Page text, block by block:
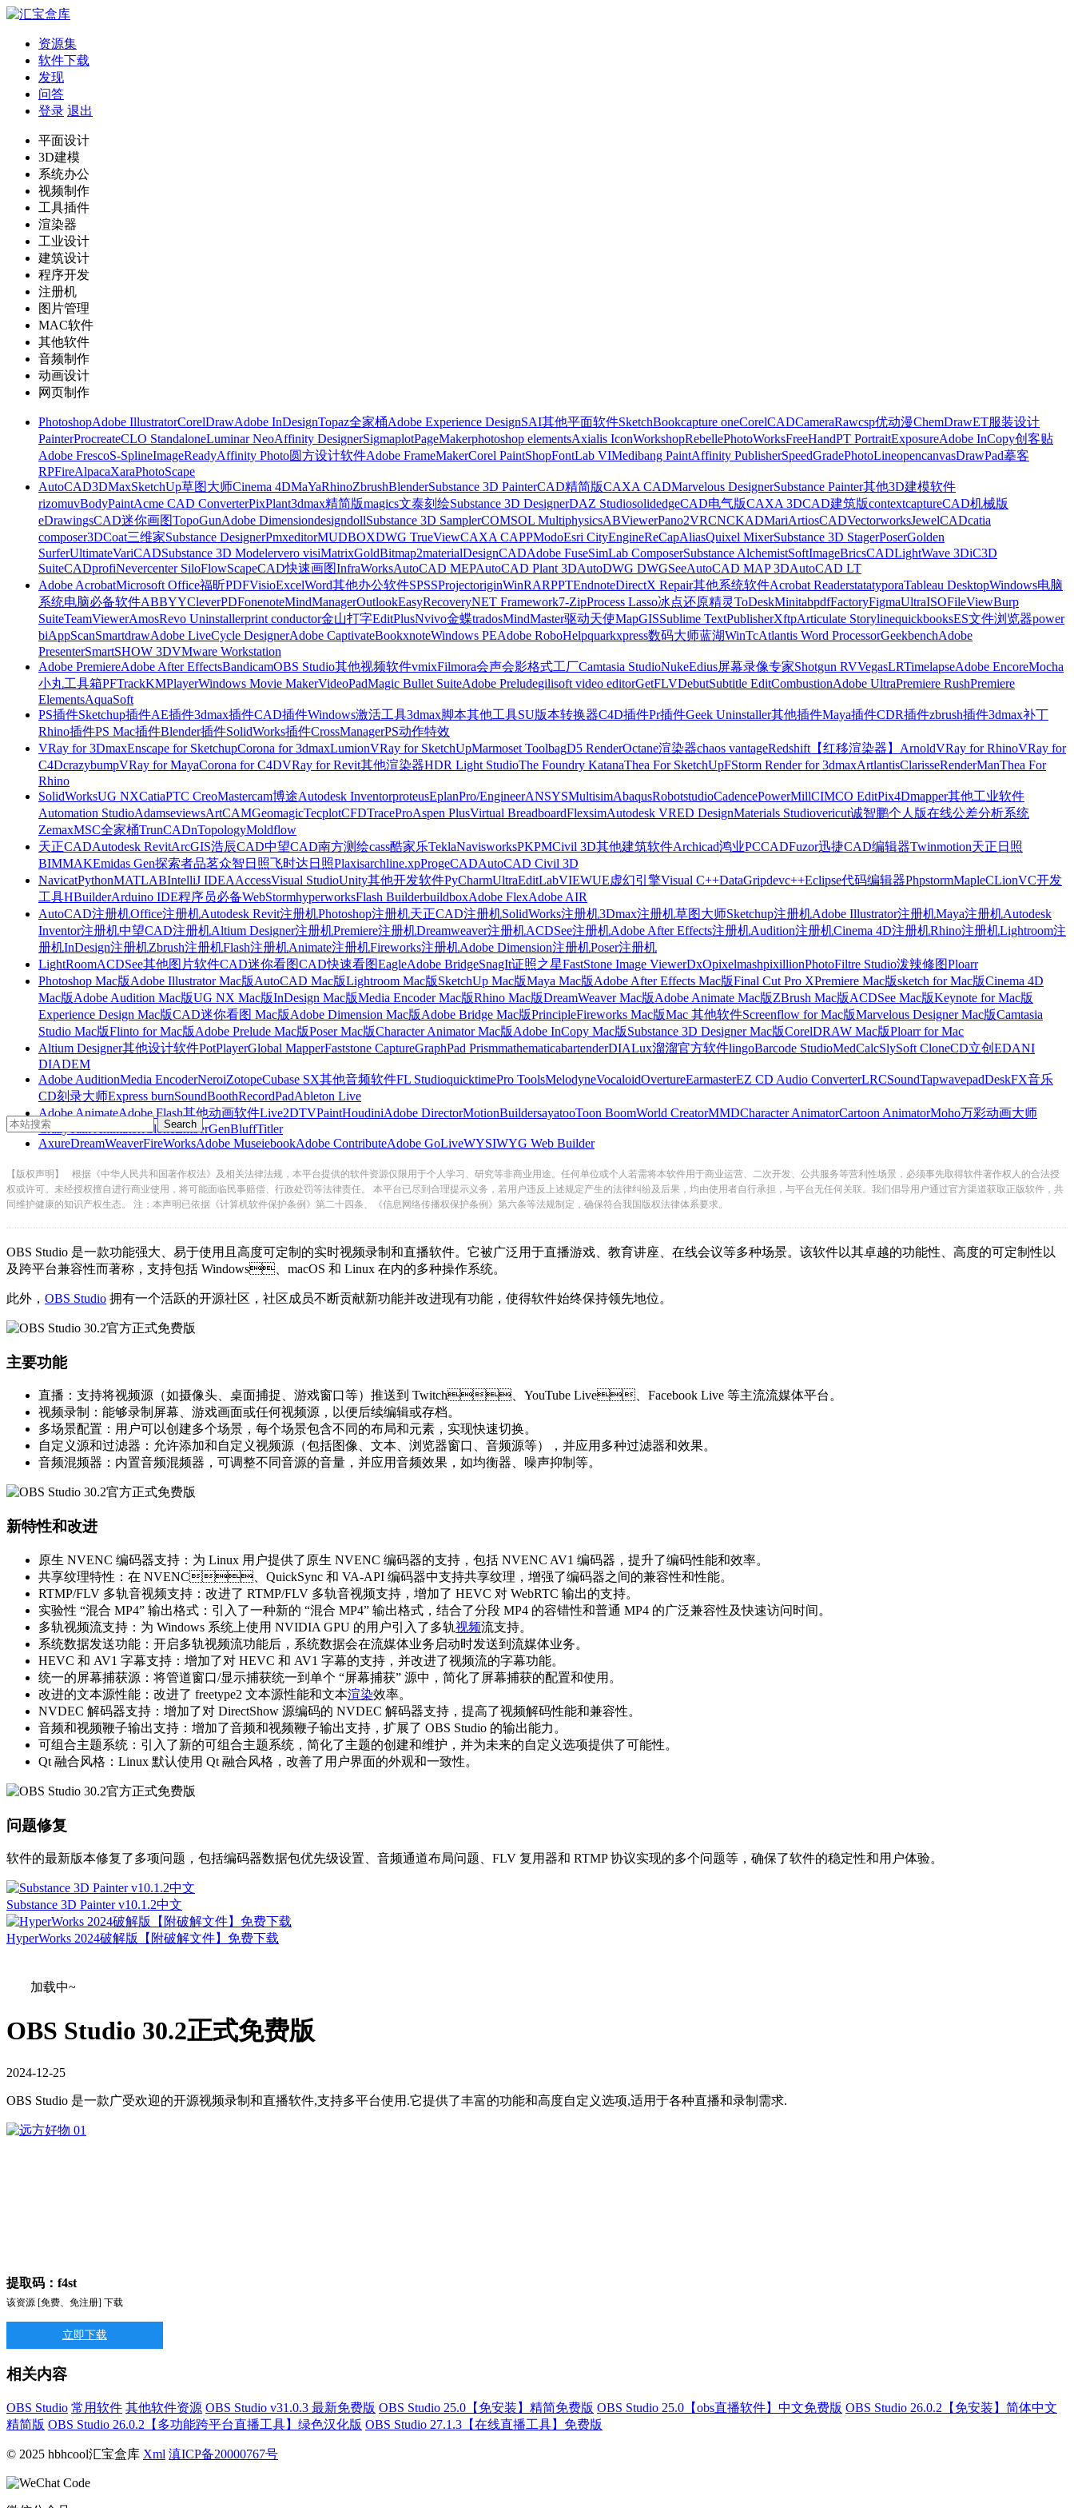
资源集
软件下载
发现
问答
登录 退出
平面设计
3D建模
系统办公
视频制作
工具插件
渲染器
工业设计
建筑设计
程序开发
注册机
图片管理
MAC软件
其他软件
音频制作
动画设计
网页制作
PhotoshopAdobe IllustratorCorelDrawAdobe InDesignTopaz全家桶Adobe Experience DesignSAI其他平面软件SketchBookcapture oneCorelCADCameraRawcsp优动漫ChemDrawET服装设计
PainterProcreateCLO StandaloneLuminar NeoAffinity DesignerSigmaplotPageMakerphotoshop elementsAxialis IconWorkshopRebellePhotoWorksFreeHandPT PortraitExposureAdobe InCopy创客贴
Adobe FrescoS-SplineImageReadyAffinity Photo圆方设计软件Adobe FrameMakerCorel PaintShopFontLab VIMedibang PaintAffinity PublisherSpeedGradePhotoLineopencanvasDrawPad摹客
RPFireAlpacaXaraPhotoScape
AutoCAD3DMaxSketchUp草图大师Cinema 4DMaYaRhinoZbrushBlenderSubstance 3D PainterCAD精简版CAXA CADMarvelous DesignerSubstance Painter其他3D建模软件
rizomuvBodyPaintAcme CAD ConverterPixPlant3dmax精简版magics文泰刻绘Substance 3D DesignerDAZ StudiosolidedgeCAD电气版CAXA 3DCAD建筑版contextcaptureCAD机械版
eDrawingsCAD迷你画图TopoGunAdobe DimensiondesigndollSubstance 3D SamplerCOMSOL MultiphysicsABViewerPano2VRCNCKADMariArtiosCADVectorworksJewelCADcatia
composer3DCoat三维家Substance DesignerPmxeditorMUDBOXDWG TrueViewCAXA CAPPModoEsri CityEngineReCapAliasQuixel MixerSubstance 3D StagerPoserGolden
SurferUltimateVariCADSubstance 3D Modelervero visiMatrixGoldBitmap2materialDesignCADAdobe FuseSimLab ComposerSubstance AlchemistSoftImageBricsCADLightWave 3DiC3D
SuiteCADprofiNevercenter SiloFlowScapeCAD快速画图InfraWorksAutoCAD MEPAutoCAD Plant 3DAutoDWG DWGSeeAutoCAD MAP 3DAutoCAD LT
Adobe AcrobatMicrosoft Office福昕PDFVisioExcelWord其他办公软件SPSSProjectoriginWinRARPPTEndnoteDirectX Repair其他系统软件Acrobat ReaderstatatyporaTableau DesktopWindows电脑
系统电脑必备软件ABBYYCleverPDFonenoteMindManagerOutlookEasyRecoveryNET Framework7-ZipProcess Lasso冰点还原精灵ToDeskMinitabpdfFactoryFigmaUltraISOFileViewBurp
SuiteTeamViewerAmosRevo Uninstallerprint conductor金山打字EditPlusNvivo金蝶tradosMindMaster驱动天使MapGISSublime TextPublisherXftpArticulate StorylinequickbooksES文件浏览器power
biAppScanSmartdrawAdobe LiveCycle DesignerAdobe CaptivateBookxnoteWindows PEAdobe RoboHelpquarkxpress数码大师蓝湖WinTcAtlantis Word ProcessorGeekbenchAdobe
PresenterSmartSHOW 3DVMware Workstation
Adobe PremiereAdobe After EffectsBandicamOBS Studio其他视频软件vmixFilmora会声会影格式工厂Camtasia StudioNukeEdius屏幕录像专家Shotgun RVVegasLRTimelapseAdobe EncoreMocha
小丸工具箱PFTrackKMPlayerWindows Movie MakerVideoPadMagic Bullet SuiteAdobe Preludegilisoft video editorGetFLVDebutSubtitle EditCombustionAdobe UltraPremiere RushPremiere
ElementsAquaSoft
PS插件Sketchup插件AE插件3dmax插件CAD插件Windows激活工具3dmax脚本其他工具SU版本转换器C4D插件Pr插件Geek Uninstaller其他插件Maya插件CDR插件zbrush插件3dmax补丁
Rhino插件PS Mac插件Blender插件SolidWorks插件CrossManagerPS动作特效
VRay for 3DmaxEnscape for SketchupCorona for 3dmaxLumionVRay for SketchUpMarmoset ToolbagD5 RenderOctane渲染器chaos vantageRedshift【红移渲染器】 ArnoldVRay for RhinoVRay for
C4DcrazybumpVRay for MayaCorona for C4DVRay for Revit其他渲染器HDR Light StudioThe Foundry KatanaThea For SketchUpFStorm Render for 3dmaxArtlantisClarisseRenderManThea For
Rhino
SolidWorksUG NXCatiaPTC CreoMastercam博途Autodesk InventorproteusEplanPro/EngineerANSYSMultisimAbaqusRobotstudioCadencePowerMillCIMCO EditPix4Dmapper其他工业软件
Automation StudioAdamseviewsArtCAMGeomagicTecplotCFDTraceProAspen PlusVirtual BreadboardFlexsimAutodesk VRED DesignMaterials Studiovericut诚智鹏个人版在线公差分析系统
ZemaxMSC全家桶TrunCADnTopologyMoldflow
天正CADAutodesk RevitArcGIS浩辰CAD中望CAD南方测绘cass酷家乐TeklaNavisworksPKPMCivil 3D其他建筑软件Archicad鸿业PCCADFuzor迅捷CAD编辑器Twinmotion天正日照
BIMMAKEmidas Gen探索者品茗众智日照飞时达日照Plaxisarchline.xpProgeCADAutoCAD Civil 3D
NavicatPythonMATLABIntelliJ IDEAAccessVisual StudioUnity其他开发软件PyCharmUltraEditLabVIEWUE虚幻引擎Visual C++DataGripdevc++Eclipse代码编辑器PhpstormMapleCLionVC开发
工具HBuilderArduino IDE程序员必备WebStormhyperworksFlash BuilderbuildboxAdobe FlexAdobe AIR
AutoCAD注册机Office注册机Autodesk Revit注册机Photoshop注册机天正CAD注册机SolidWorks注册机3Dmax注册机草图大师Sketchup注册机Adobe Illustrator注册机Maya注册机Autodesk
Inventor注册机中望CAD注册机Altium Designer注册机Premiere注册机Dreamweaver注册机ACDSee注册机Adobe After Effects注册机Audition注册机Cinema 4D注册机Rhino注册机Lightroom注
册机InDesign注册机Zbrush注册机Flash注册机Animate注册机Fireworks注册机Adobe Dimension注册机Poser注册机
LightRoomACDSee其他图片软件CAD迷你看图CAD快速看图EagleAdobe BridgeSnagIt证照之星FastStone Image ViewerDxOpixelmashpixillionPhotoFiltre Studio泼辣修图Ploarr
Photoshop Mac版Adobe Illustrator Mac版AutoCAD Mac版Lightroom Mac版SketchUp Mac版Maya Mac版Adobe After Effects Mac版Final Cut Pro XPremiere Mac版sketch for Mac版Cinema 4D
Mac版Adobe Audition Mac版UG NX Mac版InDesign Mac版Media Encoder Mac版Rhino Mac版DreamWeaver Mac版Adobe Animate Mac版ZBrush Mac版ACDSee Mac版Keynote for Mac版
Experience Design Mac版CAD迷你看图 Mac版Adobe Dimension Mac版Adobe Bridge Mac版PrincipleFireworks Mac版Mac 其他软件Screenflow for Mac版Marvelous Designer Mac版Camtasia
Studio Mac版Flinto for Mac版Adobe Prelude Mac版Poser Mac版Character Animator Mac版Adobe InCopy Mac版Substance 3D Designer Mac版CorelDRAW Mac版Ploarr for Mac
Altium Designer其他设计软件PotPlayerGlobal MapperFaststone CaptureGraphPad PrismmathematicabartenderDIALux溜溜官方软件lingoBarcode StudioMedCalcSlySoft CloneCD立创EDANI
DIADEM
Adobe AuditionMedia EncoderNeroiZotopeCubase SX其他音频软件FL StudioquicktimePro ToolsMelodyneVocaloidOvertureEarmasterEZ CD Audio ConverterLRCSoundTapwavepadDeskFX音乐
CD刻录大师Express burnSoundBoothRecordPadAbleton Live
Adobe AnimateAdobe Flash其他动画软件Live2DTVPaintHoudiniAdobe DirectorMotionBuildersayatooToon BoomWorld CreatorMMDCharacter AnimatorCartoon AnimatorMoho万彩动画大师
CrazyTalk AnimatoriCloneEmberGenBluffTitler
AxureDreamWeaverFireWorksAdobe MuseiebookAdobe ContributeAdobe GoLiveWYSIWYG Web Builder
【版权声明】
根据《中华人民共和国著作权法》及相关法律法规，本平台提供的软件资源仅限用于个人学习、研究等非商业用途。任何单位或个人若需将本软件用于商业运营、二次开发、公共服务等营利性场景，必须事先取得软件著作权人的合法授
权或许可。未经授权擅自进行商业使用，将可能面临民事赔偿、行政处罚等法律责任。 本平台已尽到合理提示义务，若用户违反上述规定产生的法律纠纷及后果，均由使用者自行承担，与平台无任何关联。我们倡导用户通过官方渠道获取正版软件，共
同维护健康的知识产权生态。 注：本声明已依据《计算机软件保护条例》第二十四条、《信息网络传播权保护条例》第六条等法规制定，确保符合我国版权法律体系要求。
OBS Studio 是一款功能强大、易于使用且高度可定制的实时视频录制和直播软件。它被广泛用于直播游戏、教育讲座、在线会议等多种场景。该软件以其卓越的功能性、高度的可定制性以
及跨平台兼容性而著称，支持包括 Windows、macOS 和 Linux 在内的多种操作系统。
此外， OBS Studio 拥有一个活跃的开源社区，社区成员不断贡献新功能并改进现有功能，使得软件始终保持领先地位。
主要功能
直播：支持将视频源（如摄像头、桌面捕捉、游戏窗口等）推送到 Twitch、YouTube Live、Facebook Live 等主流流媒体平台。
视频录制：能够录制屏幕、游戏画面或任何视频源，以便后续编辑或存档。
多场景配置：用户可以创建多个场景，每个场景包含不同的布局和元素，实现快速切换。
自定义源和过滤器：允许添加和自定义视频源（包括图像、文本、浏览器窗口、音频源等），并应用多种过滤器和效果。
音频混频器：内置音频混频器，可调整不同音源的音量，并应用音频效果，如均衡器、噪声抑制等。
新特性和改进
原生 NVENC 编码器支持：为 Linux 用户提供了原生 NVENC 编码器的支持，包括 NVENC AV1 编码器，提升了编码性能和效率。
共享纹理特性：在 NVENC、QuickSync 和 VA-API 编码器中支持共享纹理，增强了编码器之间的兼容性和性能。
RTMP/FLV 多轨音视频支持：改进了 RTMP/FLV 多轨音视频支持，增加了 HEVC 对 WebRTC 输出的支持。
实验性 “混合 MP4” 输出格式：引入了一种新的 “混合 MP4” 输出格式，结合了分段 MP4 的容错性和普通 MP4 的广泛兼容性及快速访问时间。
多轨视频流支持：为 Windows 系统上使用 NVIDIA GPU 的用户引入了多轨视频流支持。
系统数据发送功能：开启多轨视频流功能后，系统数据会在流媒体业务启动时发送到流媒体业务。
HEVC 和 AV1 字幕支持：增加了对 HEVC 和 AV1 字幕的支持，并改进了视频流的字幕功能。
统一的屏幕捕获源：将管道窗口/显示捕获统一到单个 “屏幕捕获” 源中，简化了屏幕捕获的配置和使用。
改进的文本源性能：改进了 freetype2 文本源性能和文本渲染效率。
NVDEC 解码器支持：增加了对 DirectShow 源编码的 NVDEC 解码器支持，提高了视频解码性能和兼容性。
音频和视频鞭子输出支持：增加了音频和视频鞭子输出支持，扩展了 OBS Studio 的输出能力。
可组合主题系统：引入了新的可组合主题系统，简化了主题的创建和维护，并为未来的自定义选项提供了可能性。
Qt 融合风格：Linux 默认使用 Qt 融合风格，改善了用户界面的外观和一致性。
问题修复
软件的最新版本修复了多项问题，包括编码器数据包优先级设置、音频通道布局问题、FLV 复用器和 RTMP 协议实现的多个问题等，确保了软件的稳定性和用户体验。
Substance 3D Painter v10.1.2中文
HyperWorks 2024破解版【附破解文件】免费下载
加载中~
OBS Studio 30.2正式免费版
2024-12-25
OBS Studio 是一款广受欢迎的开源视频录制和直播软件,支持多平台使用.它提供了丰富的功能和高度自定义选项,适用于各种直播和录制需求.
提取码：f4st
该资源 [免费、免注册] 下载
立即下载
相关内容
OBS Studio 常用软件 其他软件资源 OBS Studio v31.0.3 最新免费版 OBS Studio 25.0【免安装】精简免费版 OBS Studio 25.0【obs直播软件】中文免费版 OBS Studio 26.0.2【免安装】简体中文
精简版 OBS Studio 26.0.2【多功能跨平台直播工具】绿色汉化版 OBS Studio 27.1.3【在线直播工具】免费版
© 2025 hbhcool汇宝盒库 Xml 滇ICP备20000767号